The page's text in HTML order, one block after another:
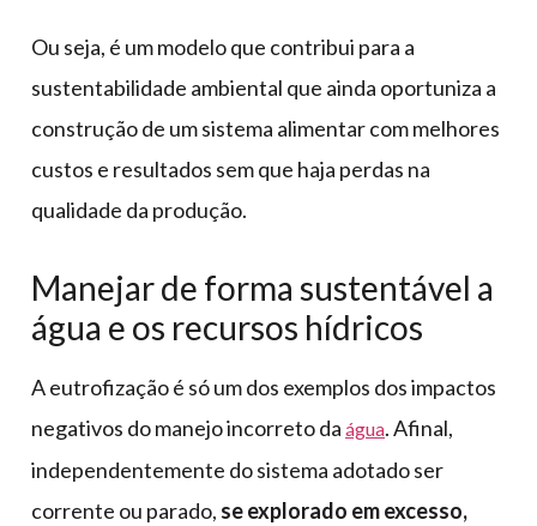
Ou seja, é um modelo que contribui para a
sustentabilidade ambiental que ainda oportuniza a
construção de um sistema alimentar com melhores
custos e resultados sem que haja perdas na
qualidade da produção.
Manejar de forma sustentável a
água e os recursos hídricos
A eutrofização é só um dos exemplos dos impactos
negativos do manejo incorreto da água. Afinal,
independentemente do sistema adotado ser
corrente ou parado, se explorado em excesso,